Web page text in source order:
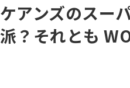
ケアンズのスー
派？それとも